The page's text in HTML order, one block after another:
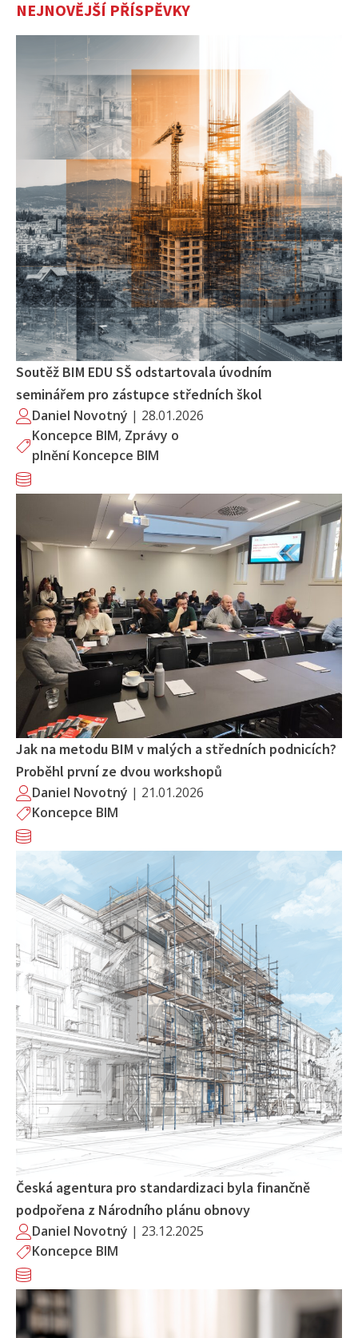
NEJNOVĚJŠÍ PŘÍSPĚVKY
Soutěž BIM EDU SŠ odstartovala úvodním
seminářem pro zástupce středních škol
Daniel Novotný | 28.01.2026
Koncepce BIM, Zprávy o
plnění Koncepce BIM
Jak na metodu BIM v malých a středních podnicích?
Proběhl první ze dvou workshopů
Daniel Novotný | 21.01.2026
Koncepce BIM
Česká agentura pro standardizaci byla finančně
podpořena z Národního plánu obnovy
Daniel Novotný | 23.12.2025
Koncepce BIM